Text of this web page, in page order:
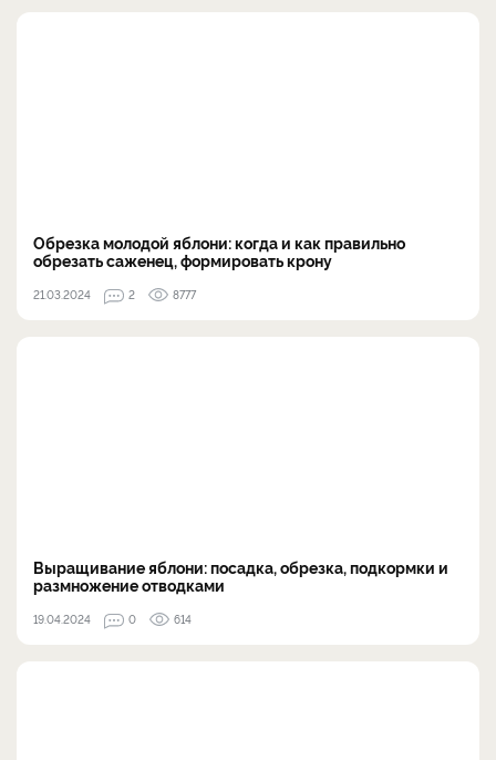
Обрезка молодой яблони: когда и как правильно
обрезать саженец, формировать крону
21.03.2024 2 8777
Выращивание яблони: посадка, обрезка, подкормки и
размножение отводками
19.04.2024 0 614